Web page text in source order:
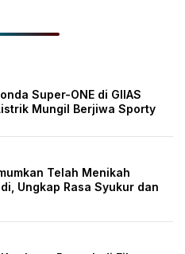
Super-ONE di GIIAS
Mungil Berjiwa Sporty
Telah Menikah
Ungkap Rasa Syukur dan